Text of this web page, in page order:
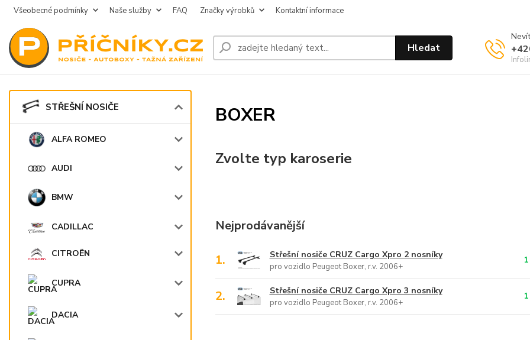
Všeobecné podmínky Naše služby FAQ Značky výrobků Kontaktní informace
Hledat
STŘEŠNÍ NOSIČE
ALFA ROMEO
AUDI
BMW
CADILLAC
CITROËN
CUPRA
DACIA
BOXER
Zvolte typ karoserie
Nejprodávanější
1. Střešní nosiče CRUZ Cargo Xpro 2 nosníky
pro vozidlo Peugeot Boxer, r.v. 2006+
2. Střešní nosiče CRUZ Cargo Xpro 3 nosníky
pro vozidlo Peugeot Boxer, r.v. 2006+